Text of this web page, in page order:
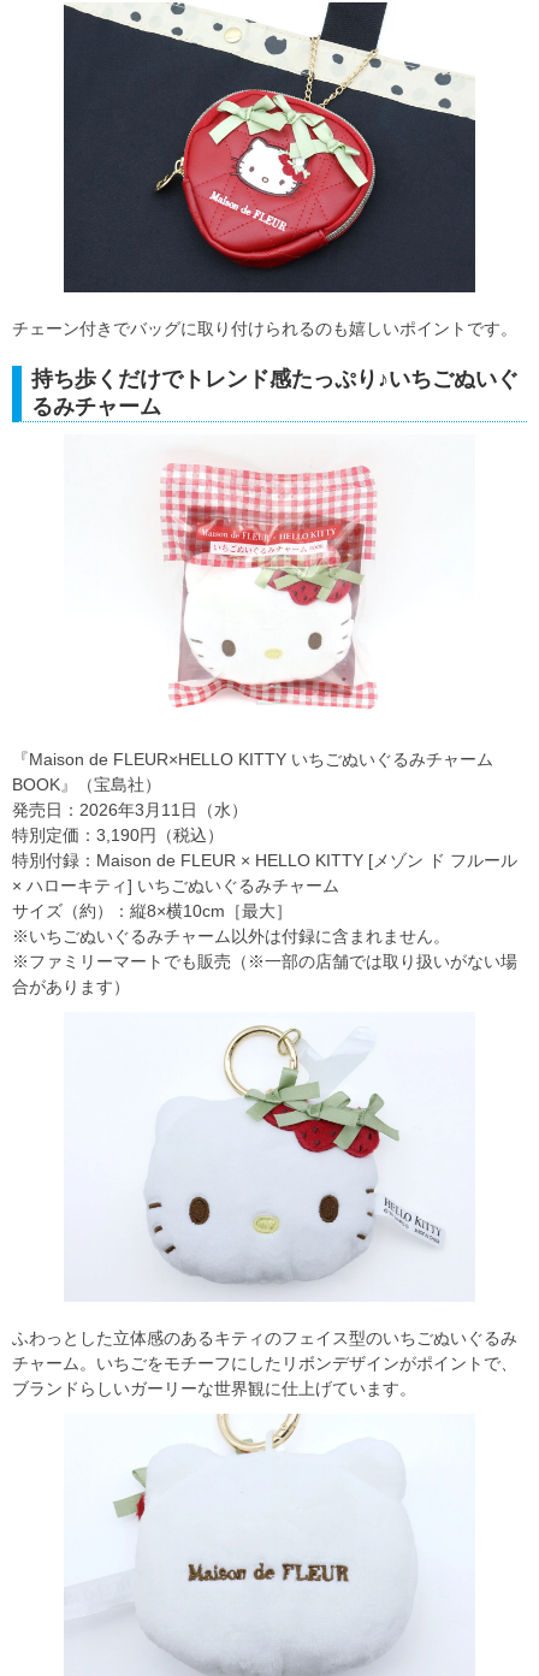
チェーン付きでバッグに取り付けられるのも嬉しいポイントです。
持ち歩くだけでトレンド感たっぷり♪いちごぬいぐ
るみチャーム
『Maison de FLEUR×HELLO KITTY いちごぬいぐるみチャーム
BOOK』（宝島社）
発売日：2026年3月11日（水）
特別定価：3,190円（税込）
特別付録：Maison de FLEUR × HELLO KITTY [メゾン ド フルール
× ハローキティ] いちごぬいぐるみチャーム
サイズ（約）：縦8×横10cm［最大］
※いちごぬいぐるみチャーム以外は付録に含まれません。
※ファミリーマートでも販売（※一部の店舗では取り扱いがない場
合があります）
ふわっとした立体感のあるキティのフェイス型のいちごぬいぐるみ
チャーム。いちごをモチーフにしたリボンデザインがポイントで、
ブランドらしいガーリーな世界観に仕上げています。